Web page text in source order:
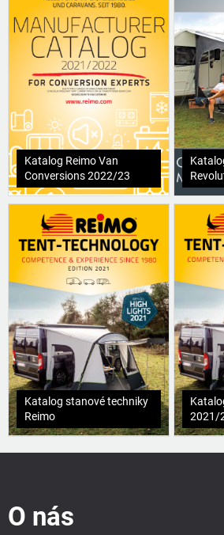
Katalog Reimo Van
Conversions 2022/23
Katalog stanové techniky
Reimo
2021/
O nás